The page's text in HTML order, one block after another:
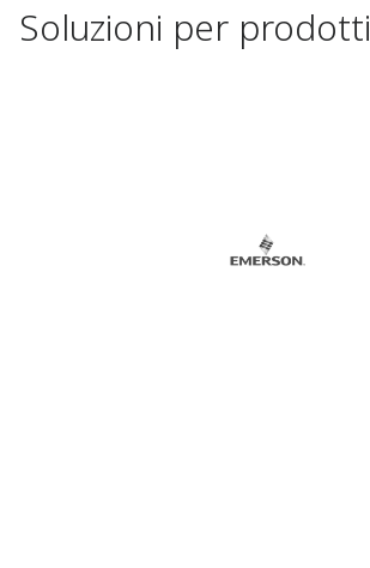
Soluzioni per prodotti